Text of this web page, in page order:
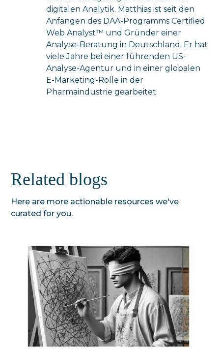
digitalen Analytik. Matthias ist seit den
Anfängen des DAA-Programms Certified
Web Analyst™ und Gründer einer
Analyse-Beratung in Deutschland. Er hat
viele Jahre bei einer führenden US-
Analyse-Agentur und in einer globalen
E-Marketing-Rolle in der
Pharmaindustrie gearbeitet.
Related blogs
Here are more actionable resources we've
curated for you.